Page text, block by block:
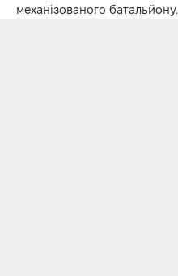
механізованого батальйону.